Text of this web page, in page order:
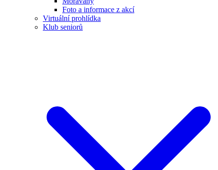
Foto a informace z akcí
Virtuální prohlídka
Klub seniorů